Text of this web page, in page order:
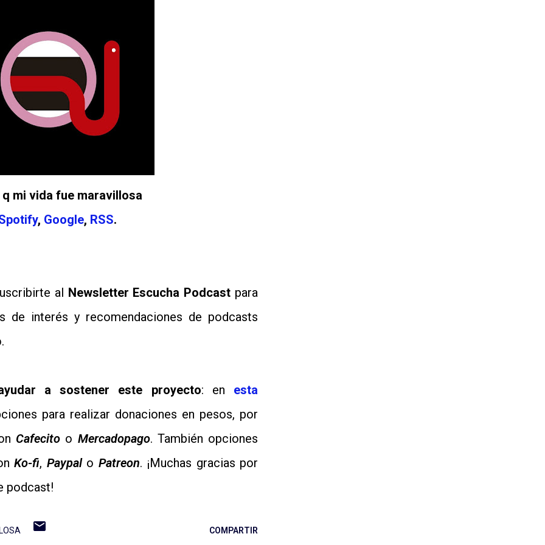
q mi vida fue maravillosa
, Google, RSS.
al Newsletter Escucha Podcast para
de interés y recomendaciones de podcasts
a sostener este proyecto: en esta
para realizar donaciones en pesos, por
Cafecito o Mercadopago. También opciones
Ko-fi, Paypalo Patreon. ¡Muchas gracias por
podcast!
COMPARTIR